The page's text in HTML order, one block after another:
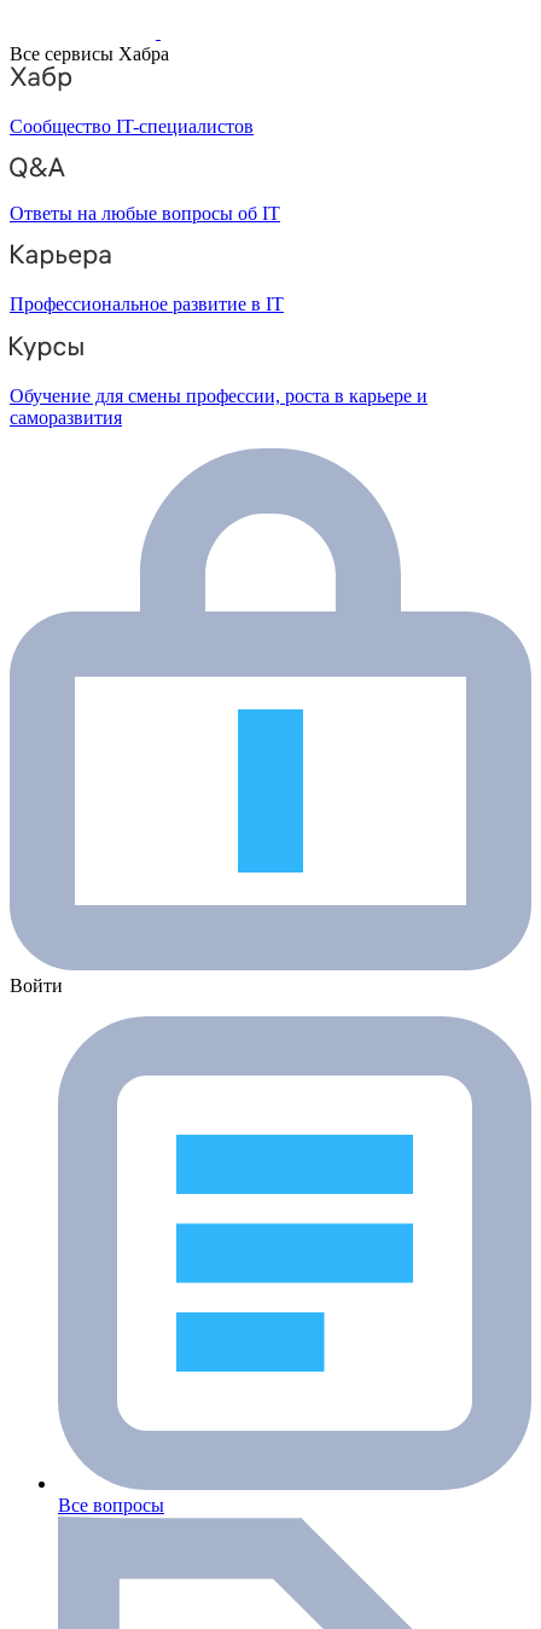
Все сервисы Хабра
Сообщество IT-специалистов
Ответы на любые вопросы об IT
Профессиональное развитие в IT
Обучение для смены профессии, роста в карьере и
саморазвития
Войти
Все вопросы